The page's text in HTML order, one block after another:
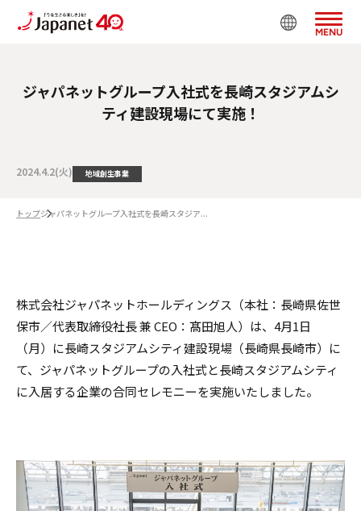
MENU
ジャパネットグループ入社式を長崎スタジアムシ
ティ建設現場にて実施！
2024.4.2(火) 地域創生事業
トップジャパネットグループ入社式を長崎スタジア...
株式会社ジャパネットホールディングス（本社：長崎県佐世
保市／代表取締役社⻑ 兼 CEO：髙田旭人）は、4月1日
（月）に長崎スタジアムシティ建設現場（長崎県長崎市）に
て、ジャパネットグループの入社式と長崎スタジアムシティ
に入居する企業の合同セレモニーを実施いたしました。